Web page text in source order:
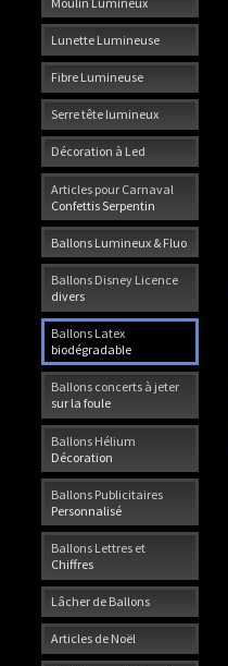
Lunette Lumineuse
Fibre Lumineuse
Serre tête lumineux
Décoration à Led
Articles pour Carnaval
Confettis Serpentin
Ballons Lumineux & Fluo
Ballons Disney Licence
divers
Ballons Latex
biodégradable
Ballons concerts à jeter
sur la foule
Ballons Hélium
Décoration
Ballons Publicitaires
Personnalisé
Ballons Lettres et
Chiffres
Lâcher de Ballons
Articles de Noël